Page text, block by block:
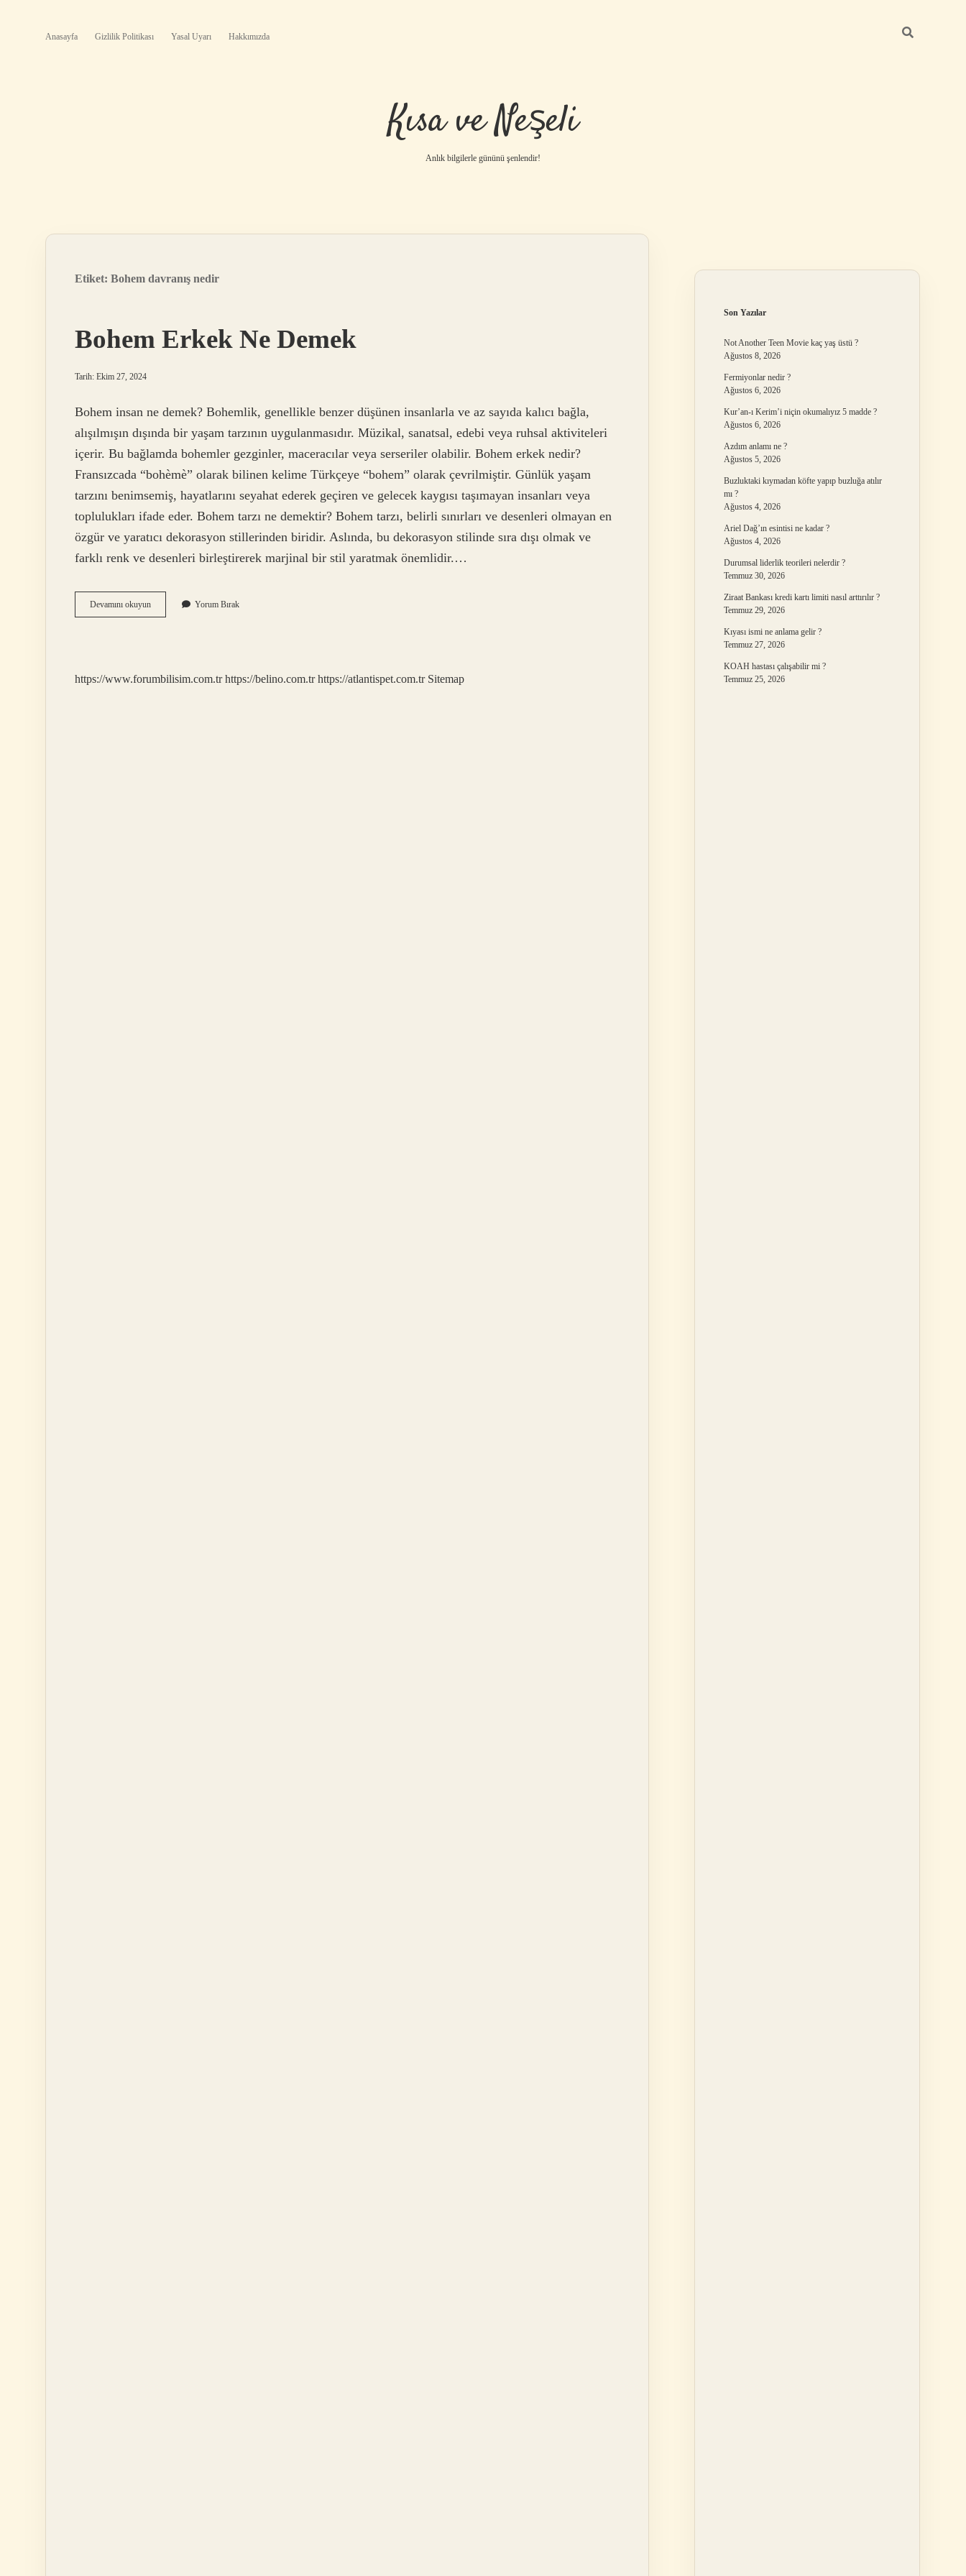
Anasayfa Gizlilik Politikası Yasal Uyarı Hakkımızda
Kısa ve Neşeli
Anlık bilgilerle gününü şenlendir!
Etiket: Bohem davranış nedir
Bohem Erkek Ne Demek
Tarih: Ekim 27, 2024
Bohem insan ne demek? Bohemlik, genellikle benzer düşünen insanlarla ve az sayıda kalıcı bağla,
alışılmışın dışında bir yaşam tarzının uygulanmasıdır. Müzikal, sanatsal, edebi veya ruhsal aktiviteleri
içerir. Bu bağlamda bohemler gezginler, maceracılar veya serseriler olabilir. Bohem erkek nedir?
Fransızcada “bohèmè” olarak bilinen kelime Türkçeye “bohem” olarak çevrilmiştir. Günlük yaşam
tarzını benimsemiş, hayatlarını seyahat ederek geçiren ve gelecek kaygısı taşımayan insanları veya
toplulukları ifade eder. Bohem tarzı ne demektir? Bohem tarzı, belirli sınırları ve desenleri olmayan en
özgür ve yaratıcı dekorasyon stillerinden biridir. Aslında, bu dekorasyon stilinde sıra dışı olmak ve
farklı renk ve desenleri birleştirerek marjinal bir stil yaratmak önemlidir.…
Devamını okuyunBohem
Erkek
Yorum Bırak
https://www.forumbilisim.com.tr https://belino.com.tr https://atlantispet.com.tr Sitemap
Son Yazılar
Not Another Teen Movie kaç yaş üstü ?
Ağustos 8, 2026
Fermiyonlar nedir ?
Ağustos 6, 2026
Kur’an-ı Kerim’i niçin okumalıyız 5 madde ?
Ağustos 6, 2026
Azdım anlamı ne ?
Ağustos 5, 2026
Buzluktaki kıymadan köfte yapıp buzluğa atılır
mı ?
Ağustos 4, 2026
Ariel Dağ’ın esintisi ne kadar ?
Ağustos 4, 2026
Durumsal liderlik teorileri nelerdir ?
Temmuz 30, 2026
Ziraat Bankası kredi kartı limiti nasıl arttırılır ?
Temmuz 29, 2026
Kıyası ismi ne anlama gelir ?
Temmuz 27, 2026
KOAH hastası çalışabilir mi ?
Temmuz 25, 2026